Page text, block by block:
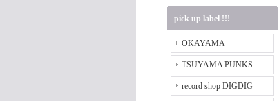
pick up label !!!
OKAYAMA
TSUYAMA PUNKS
record shop DIGDIG